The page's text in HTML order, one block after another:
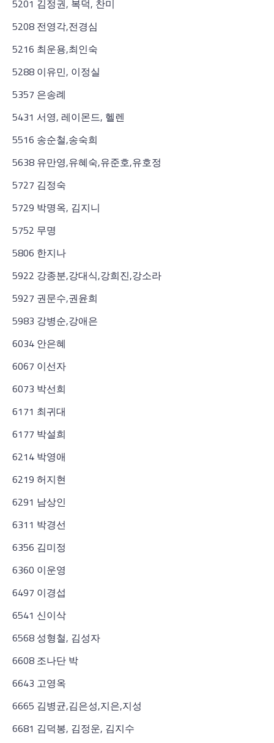
5201 김정권, 복덕, 찬미
5208 전영각,전경심
5216 최운용,최인숙
5288 이유민, 이정실
5357 은송례
5431 서영, 레이몬드, 헬렌
5516 송순철,송숙희
5638 유만영,유혜숙,유준호,유호정
5727 김정숙
5729 박명옥, 김지니
5752 무명
5806 한지나
5922 강종분,강대식,강희진,강소라
5927 권문수,권윤희
5983 강병순,강애은
6034 안은혜
6067 이선자
6073 박선희
6171 최귀대
6177 박설희
6214 박영애
6219 허지현
6291 남상인
6311 박경선
6356 김미정
6360 이운영
6497 이경섭
6541 신이삭
6568 성형철, 김성자
6608 조나단 박
6643 고영옥
6665 김병균,김은성,지은,지성
6681 김덕봉, 김정운, 김지수